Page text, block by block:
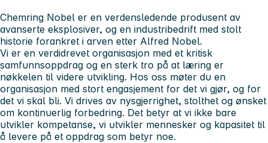
Chemring Nobel er en verdensledende produsent av
avanserte eksplosiver, og en industribedrift med stolt
historie forankret i arven etter Alfred Nobel.
Vi er en verdidrevet organisasjon med et kritisk
samfunnsoppdrag og en sterk tro på at læring er
nøkkelen til videre utvikling. Hos oss møter du en
organisasjon med stort engasjement for det vi gjør, og for
det vi skal bli. Vi drives av nysgjerrighet, stolthet og ønsket
om kontinuerlig forbedring. Det betyr at vi ikke bare
utvikler kompetanse, vi utvikler mennesker og kapasitet til
å levere på et oppdrag som betyr noe.